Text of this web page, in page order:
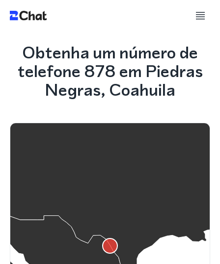
Obtenha um número de
telefone 878 em Piedras
Negras, Coahuila